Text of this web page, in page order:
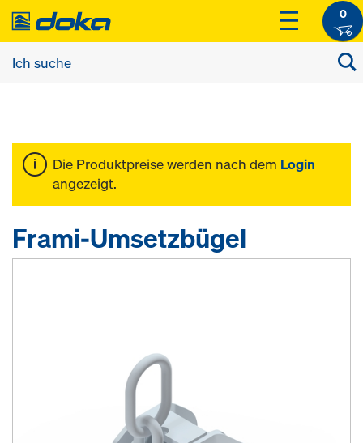
0
Die Produktpreise werden nach dem Login
angezeigt.
Frami-Umsetzbügel